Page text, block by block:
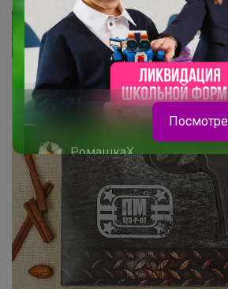
РомашкаХ
Носки для детей и
рублей за пару!